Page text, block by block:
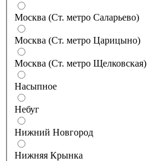
Москва (Ст. метро Саларьево)
Москва (Ст. метро Царицыно)
Москва (Ст. метро Щелковская)
Насыпное
Небуг
Нижний Новгород
Нижняя Крынка